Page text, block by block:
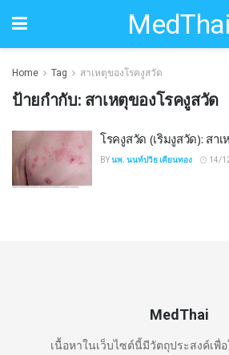
MedThai
Home Tag สาเหตุของโรคงูสวัด
ป้ายกำกับ: สาเหตุของโรคงูสวัด
โรคงูสวัด (เริมงูสวัด): สา
BYนพ. นนท์ปวิธ เคียนทอง 14/
MedThai
เนื้อหาในเว็บไซต์นี้มีวัตถุประสงค์เพื่